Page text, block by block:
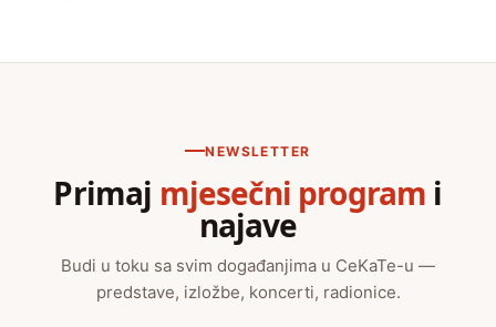
NEWSLETTER
Primaj mjesečni program i
najave
Budi u toku sa svim događanjima u CeKaTe-u —
predstave, izložbe, koncerti, radionice.